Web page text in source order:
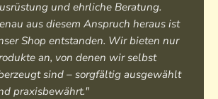
und ehrliche Beratung.
aus diesem Anspruch heraus ist
Shop entstanden. Wir bieten nur
an, von denen wir selbst
sind – sorgfältig ausgewählt
praxisbewährt."